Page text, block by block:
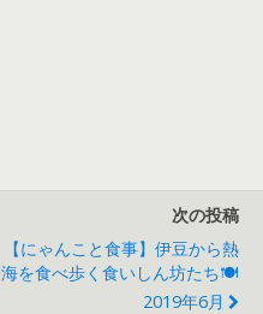
次の投稿
【にゃんこと食事】伊豆から熱
海を食べ歩く食いしん坊たち🍽
2019年6月